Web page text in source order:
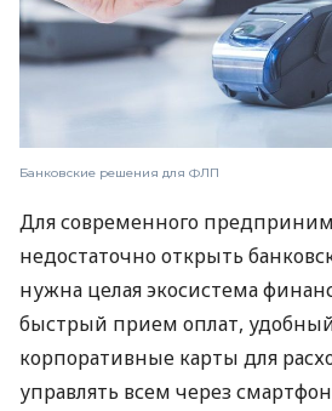
Банковские решения для ФЛП
Для современного
недостаточно открыть
нужна целая экосистема
быстрый прием оплат, удобный
корпоративные карты для
управлять всем через